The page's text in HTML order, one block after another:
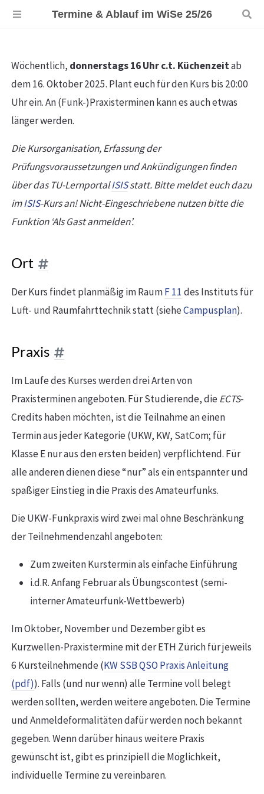
Termine & Ablauf im WiSe 25/26
Wöchentlich, donnerstags 16 Uhr c.t. Küchenzeitab
dem 16. Oktober 2025. Plant euch für den Kurs bis 20:00
Uhr ein. An (Funk-)Praxisterminen kann es auch etwas
länger werden.
Die Kursorganisation, Erfassung der
Prüfungsvoraussetzungen und Ankündigungen finden
über das TU-LernportalISISstatt. Bitte meldet euch dazu
imISIS-Kurs an! Nicht-Eingeschriebene nutzen bitte die
Funktion ‘Als Gast anmelden’.
Ort
Der Kurs findet planmäßig im RaumF 11 des Instituts für
Luft- und Raumfahrttechnik statt (sieheCampusplan).
Praxis
Im Laufe des Kurses werden drei Arten von
Praxisterminen angeboten. Für Studierende, dieECTS-
Credits haben möchten, ist die Teilnahme an einen
Termin aus jeder Kategorie (UKW, KW, SatCom; für
Klasse E nur aus den ersten beiden) verpflichtend. Für
alle anderen dienen diese “nur” als ein entspannter und
spaßiger Einstieg in die Praxis des Amateurfunks.
Die UKW-Funkpraxis wird zwei mal ohne Beschränkung
der Teilnehmendenzahl angeboten:
Zum zweiten Kurstermin als einfache Einführung
i.d.R. Anfang Februar als Übungscontest (semi-
interner Amateurfunk-Wettbewerb)
Im Oktober, November und Dezember gibt es
Kurzwellen-Praxistermine mit der ETH Zürich für jeweils
6 Kursteilnehmende (KW SSB QSO Praxis Anleitung
(pdf)). Falls (und nur wenn) alle Termine voll belegt
werden sollten, werden weitere angeboten. Die Termine
und Anmeldeformalitäten dafür werden noch bekannt
gegeben. Wenn darüber hinaus weitere Praxis
gewünscht ist, gibt es prinzipiell die Möglichkeit,
individuelle Termine zu vereinbaren.